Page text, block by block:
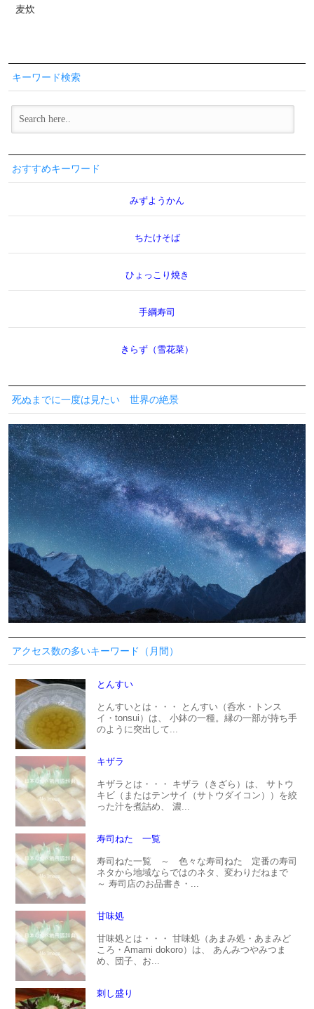
麦炊
キーワード検索
おすすめキーワード
みずようかん
ちたけそば
ひょっこり焼き
手綱寿司
きらず（雪花菜）
死ぬまでに一度は見たい 世界の絶景
アクセス数の多いキーワード（月間）
とんすい
とんすいとは・・・ とんすい（呑水・トンス
イ・tonsui）は、 小鉢の一種。縁の一部が持ち手
のように突出して...
キザラ
キザラとは・・・ キザラ（きざら）は、 サトウ
キビ（またはテンサイ（サトウダイコン））を絞
った汁を煮詰め、 濃...
寿司ねた 一覧
寿司ねた一覧 ～ 色々な寿司ねた 定番の寿司
ネタから地域ならではのネタ、変わりだねまで
～ 寿司店のお品書き・...
甘味処
甘味処とは・・・ 甘味処（あまみ処・あまみど
ころ・Amami dokoro）は、 あんみつやみつま
め、団子、お...
刺し盛り